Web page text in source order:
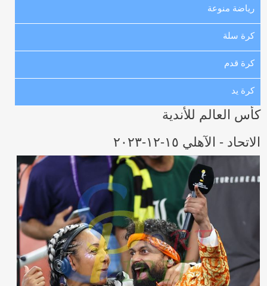
رياضة منوعة
كرة سلة
كرة قدم
كرة يد
كأس العالم للأندية
الاتحاد - الآهلي ١٥-١٢-٢٠٢٣